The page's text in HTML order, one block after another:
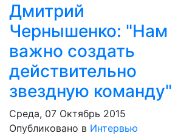
Дмитрий
Чернышенко: "Нам
важно создать
действительно
звездную команду"
Среда, 07 Октябрь 2015
Опубликовано в Интервью